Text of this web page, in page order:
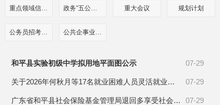
重点领域信息公开 政务“五公开”专栏 重大会议 规划计划
07-29
和平县实验初级中学拟用地平面图公示
07-29
关于2026年何秋月等17名就业困难人员灵活就业享受社保补贴的公示
07-29
广东省和平县社会保险基金管理局退回多享受社会保险待遇催告书送达公告